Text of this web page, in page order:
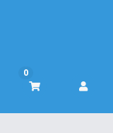
0